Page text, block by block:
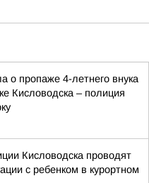
о пропаже 4-летнего внука
Кисловодска – полиция
Кисловодска проводят
с ребенком в курортном